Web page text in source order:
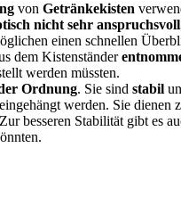
von Getränkekisten
nicht sehr
einen schnellen
dem Kistenständer
werden müssten.
Ordnung. Sie sind stabil
eingehängt werden. Sie dienen
besseren Stabilität gibt es